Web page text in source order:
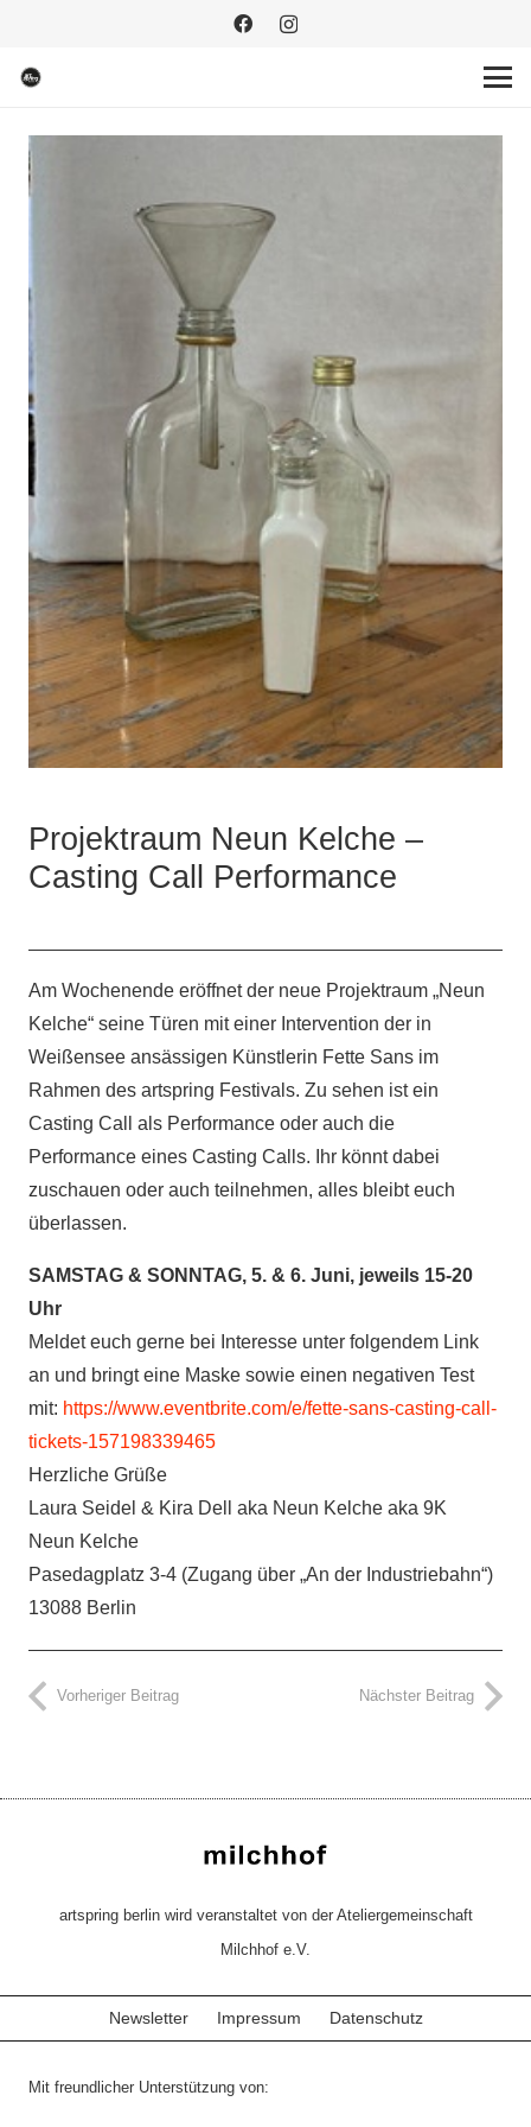
Projektraum Neun Kelche –
Casting Call Performance
Am Wochenende eröffnet der neue Projektraum „Neun
Kelche“ seine Türen mit einer Intervention der in
Weißensee ansässigen Künstlerin Fette Sans im
Rahmen des artspring Festivals. Zu sehen ist ein
Casting Call als Performance oder auch die
Performance eines Casting Calls. Ihr könnt dabei
zuschauen oder auch teilnehmen, alles bleibt euch
überlassen.
SAMSTAG & SONNTAG, 5. & 6. Juni, jeweils 15-20
Uhr
Meldet euch gerne bei Interesse unter folgendem Link
an und bringt eine Maske sowie einen negativen Test
mit: https://www.eventbrite.com/e/fette-sans-casting-call-
tickets-157198339465
Herzliche Grüße
Laura Seidel & Kira Dell aka Neun Kelche aka 9K
Neun Kelche
Pasedagplatz 3-4 (Zugang über „An der Industriebahn“)
13088 Berlin
Vorheriger Beitrag Nächster Beitrag
artspring berlin wird veranstaltet von der Ateliergemeinschaft
Milchhof e.V.
Newsletter Impressum Datenschutz
Mit freundlicher Unterstützung von: